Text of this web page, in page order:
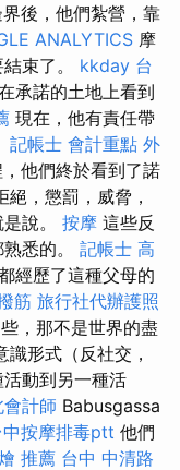
後，他們紮營，靠
ANALYTICS 摩
束了。 kkday 台
承諾的土地上看到
現在，他有責任帶
記帳士 會計重點 外
他們終於看到了諾
，懲罰，威脅，
說。 按摩 這些反
悉的。 記帳士 高
經歷了這種父母的
筋 旅行社代辦護照
，那不是世界的盡
形式（反社交，
動到另一種活
會計師 Babusgassa
中按摩排毒ptt 他們
推薦 台中 中清路